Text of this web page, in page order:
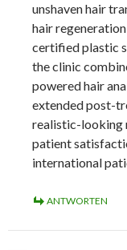
unshaven hair
hair
certified plastic
the clinic
powered hair
extended post-
realistic-looking
patient
international
ANTWORTEN